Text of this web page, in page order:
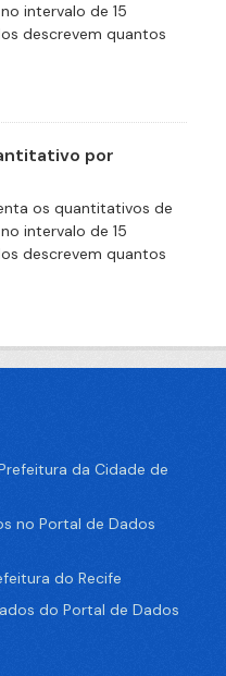
intervalo de 15
descrevem quantos
por
os quantitativos de
intervalo de 15
descrevem quantos
da Cidade de
no Portal de Dados
do Recife
do Portal de Dados